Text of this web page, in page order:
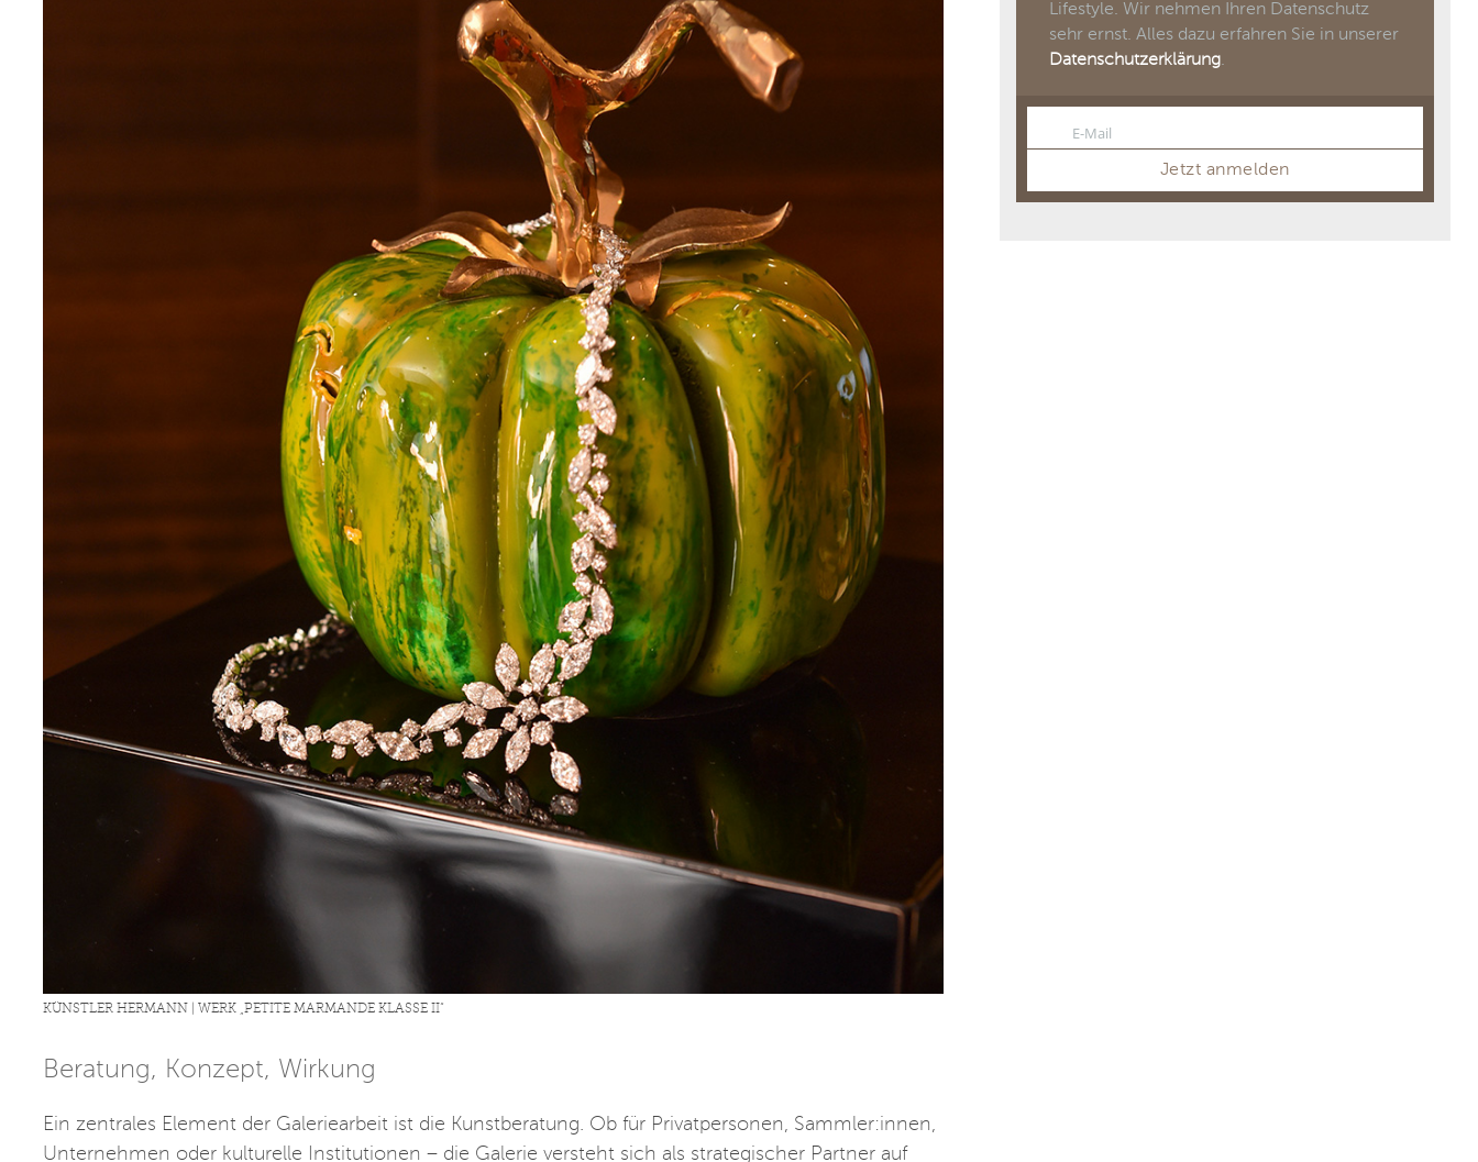
KÜNSTLER HERMANN | WERK „PETITE MARMANDE KLASSE II“
Beratung, Konzept, Wirkung
Ein zentrales Element der Galeriearbeit ist die Kunstberatung. Ob für Privatpersonen, Sammler:innen,
Unternehmen oder kulturelle Institutionen – die Galerie versteht sich als strategischer Partner auf
Lifestyle. Wir nehmen Ihren Datenschutz
sehr ernst. Alles dazu erfahren Sie in unserer
Datenschutzerklärung.
EmailE-Mail
Jetzt anmelden